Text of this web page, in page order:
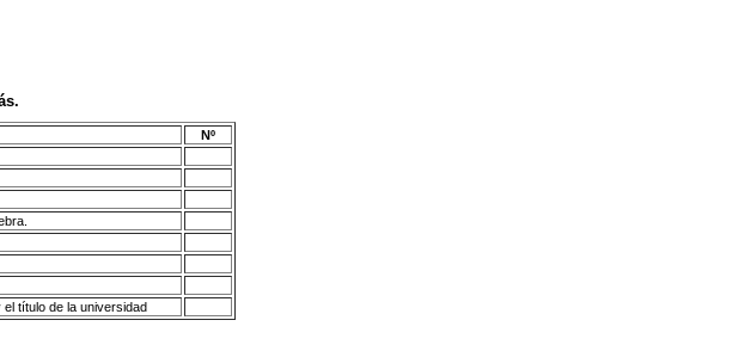
Nº
título de la universidad